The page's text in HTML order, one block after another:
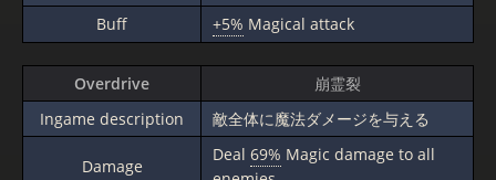
Buff
+5% Magical attack
Overdrive
崩霊裂
Ingame description
敵全体に魔法ダメージを与える
Damage
Deal 69% Magic damage to all